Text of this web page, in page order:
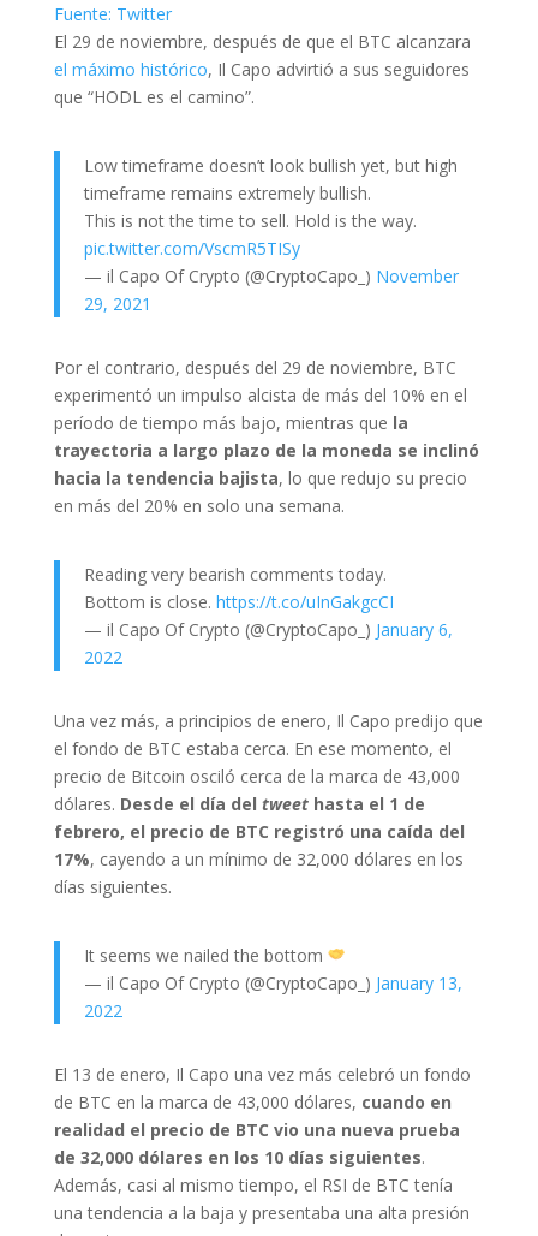
Fuente: Twitter
El 29 de noviembre, después de que el BTC alcanzara
el máximo histórico, Il Capo advirtió a sus seguidores
que “HODL es el camino”.
Low timeframe doesn’t look bullish yet, but high
timeframe remains extremely bullish.
This is not the time to sell. Hold is the way.
pic.twitter.com/VscmR5TISy
— il Capo Of Crypto (@CryptoCapo_) November
29, 2021
Por el contrario, después del 29 de noviembre, BTC
experimentó un impulso alcista de más del 10% en el
período de tiempo más bajo, mientras que la
trayectoria a largo plazo de la moneda se inclinó
hacia la tendencia bajista, lo que redujo su precio
en más del 20% en solo una semana.
Reading very bearish comments today.
Bottom is close. https://t.co/uInGakgcCI
— il Capo Of Crypto (@CryptoCapo_) January 6,
2022
Una vez más, a principios de enero, Il Capo predijo que
el fondo de BTC estaba cerca. En ese momento, el
precio de Bitcoin osciló cerca de la marca de 43,000
dólares. Desde el día del tweet hasta el 1 de
febrero, el precio de BTC registró una caída del
17%, cayendo a un mínimo de 32,000 dólares en los
días siguientes.
It seems we nailed the bottom
— il Capo Of Crypto (@CryptoCapo_) January 13,
2022
El 13 de enero, Il Capo una vez más celebró un fondo
de BTC en la marca de 43,000 dólares, cuando en
realidad el precio de BTC vio una nueva prueba
de 32,000 dólares en los 10 días siguientes.
Además, casi al mismo tiempo, el RSI de BTC tenía
una tendencia a la baja y presentaba una alta presión